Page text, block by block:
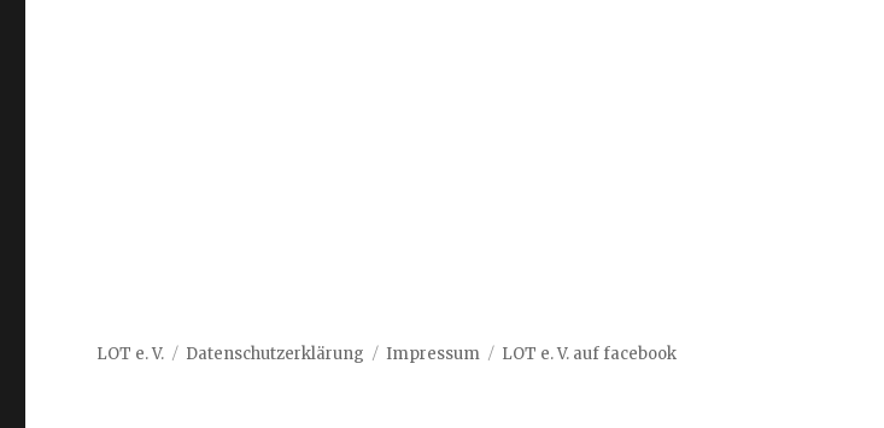
LOT e. V. Datenschutzerklärung Impressum LOT e. V. auf facebook